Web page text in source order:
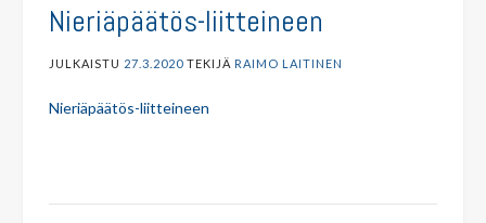
Nieriäpäätös-liitteineen
JULKAISTU 27.3.2020 TEKIJÄ RAIMO LAITINEN
Nieriäpäätös-liitteineen